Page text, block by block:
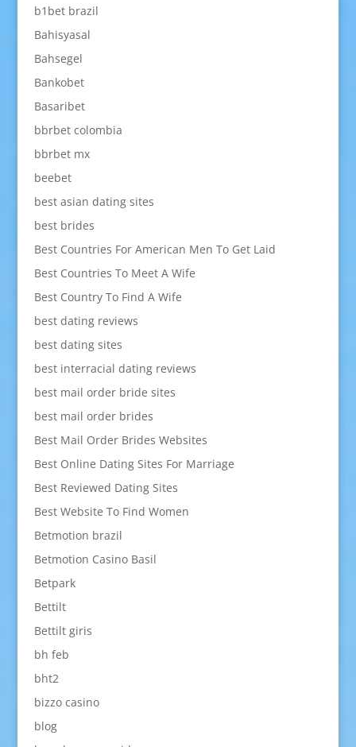
b1bet brazil
Bahisyasal
Bahsegel
Bankobet
Basaribet
bbrbet colombia
bbrbet mx
beebet
best asian dating sites
best brides
Best Countries For American Men To Get Laid
Best Countries To Meet A Wife
Best Country To Find A Wife
best dating reviews
best dating sites
best interracial dating reviews
best mail order bride sites
best mail order brides
Best Mail Order Brides Websites
Best Online Dating Sites For Marriage
Best Reviewed Dating Sites
Best Website To Find Women
Betmotion brazil
Betmotion Casino Basil
Betpark
Bettilt
Bettilt giris
bh feb
bht2
bizzo casino
blog